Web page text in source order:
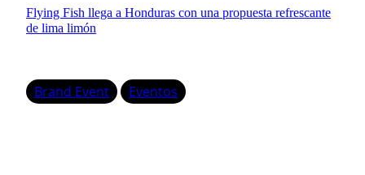
Flying Fish llega a Honduras con una propuesta refrescante
de lima limón
Brand Event Eventos